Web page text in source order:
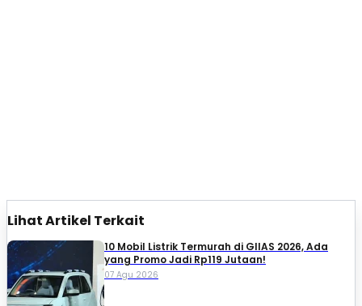
Lihat Artikel Terkait
10 Mobil Listrik Termurah di GIIAS 2026, Ada
yang Promo Jadi Rp119 Jutaan!
07 Agu 2026